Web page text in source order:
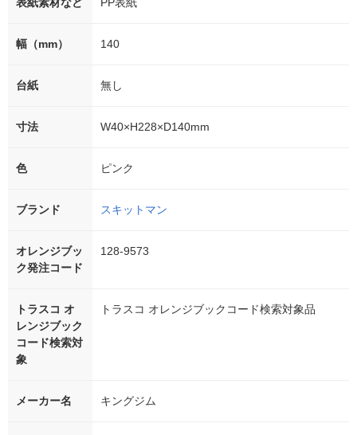
表紙素材など PP表紙
幅（mm） 140
台紙 無し
寸法 W40×H228×D140mm
色 ピンク
ブランド スキットマン
オレンジブッ
ク発注コード
128-9573
トラスコ オ
レンジブック
コード検索対
象
トラスコ オレンジブックコード検索対象品
メーカー名 キングジム